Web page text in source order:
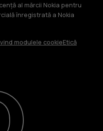
al mărcii Nokia pentru
înregistrată a Nokia
modulele cookieEtică